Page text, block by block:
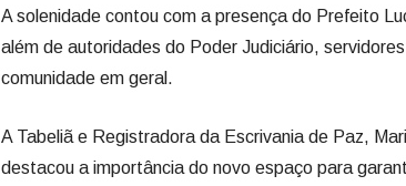
A solenidade contou com a presença do Prefeito
além de autoridades do Poder Judiciário,
comunidade em geral.
A Tabeliã e Registradora da Escrivania de Paz,
destacou a importância do novo espaço para